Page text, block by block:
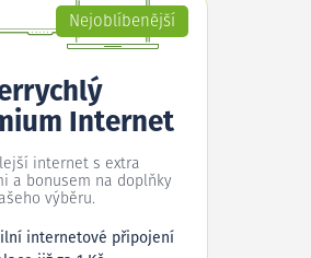
Nejoblíbenější
Internet
internet s extra
a bonusem na doplňky
výběru.
internetové připojení